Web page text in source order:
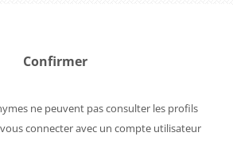
Confirmer
ne peuvent pas consulter les profils
connecter avec un compte utilisateur